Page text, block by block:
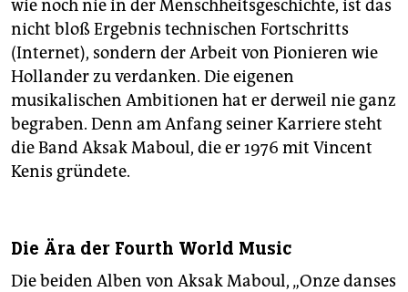
wie noch nie in der Menschheitsgeschichte, ist das
nicht bloß Ergebnis technischen Fortschritts
(Internet), sondern der Arbeit von Pionieren wie
Hollander zu verdanken. Die eigenen
musikalischen Ambitionen hat er derweil nie ganz
begraben. Denn am Anfang seiner Karriere steht
die Band Aksak Maboul, die er 1976 mit Vincent
Kenis gründete.
Die Ära der Fourth World Music
Die beiden Alben von Aksak Maboul, „Onze danses